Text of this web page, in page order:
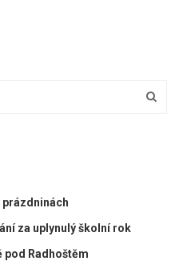
prázdninách
za uplynulý školní rok
pod Radhoštěm